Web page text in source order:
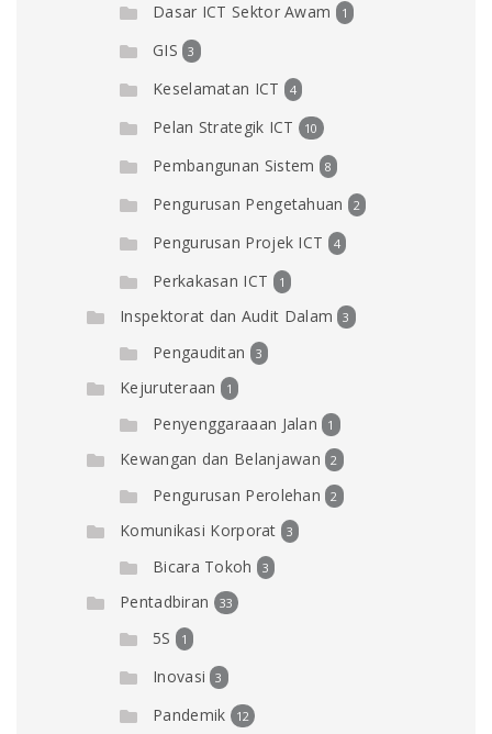
Dasar ICT Sektor Awam 1
GIS 3
Keselamatan ICT 4
Pelan Strategik ICT 10
Pembangunan Sistem 8
Pengurusan Pengetahuan 2
Pengurusan Projek ICT 4
Perkakasan ICT 1
Inspektorat dan Audit Dalam 3
Pengauditan 3
Kejuruteraan 1
Penyenggaraaan Jalan 1
Kewangan dan Belanjawan 2
Pengurusan Perolehan 2
Komunikasi Korporat 3
Bicara Tokoh 3
Pentadbiran 33
5S 1
Inovasi 3
Pandemik 12